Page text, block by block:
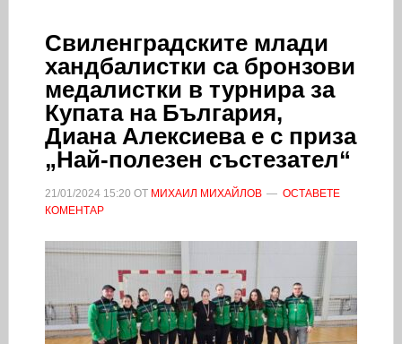
Свиленградските млади
хандбалистки са бронзови
медалистки в турнира за
Купата на България,
Диана Алексиева е с приза
„Най-полезен състезател“
21/01/2024 15:20 ОТ МИХАИЛ МИХАЙЛОВ
ОСТАВЕТЕ
КОМЕНТАР